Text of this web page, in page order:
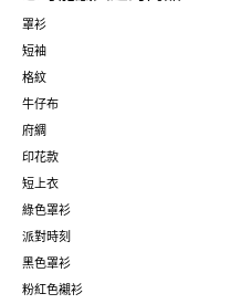
罩衫
短袖
格紋
牛仔布
府綢
印花款
短上衣
綠色罩衫
派對時刻
黑色罩衫
粉紅色襯衫